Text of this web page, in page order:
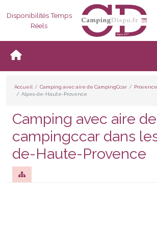
Disponibilités Temps
Réels
Accueil Camping avec aire de CampingCcar
Alpes-de-Haute-Provence
Camping avec aire de
campingccar dans
de-Haute-Provence